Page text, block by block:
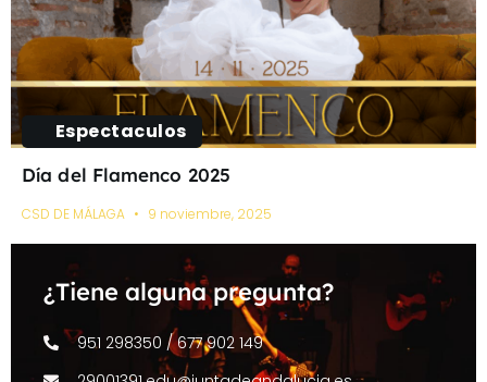
Espectaculos
Día del Flamenco 2025
CSD DE MÁLAGA 9 noviembre, 2025
¿Tiene alguna pregunta?
951 298350 / 677 902 149